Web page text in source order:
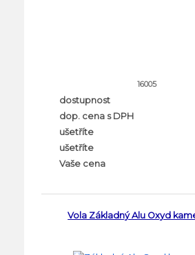
16005
dostupnost
dop. cena s DPH
ušetříte
ušetříte
Vaše cena
Vola Základný Alu Oxyd